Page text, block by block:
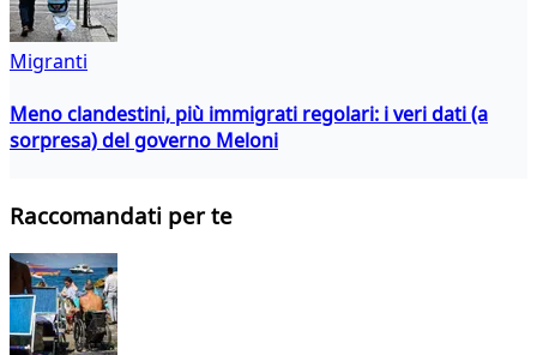
Migranti
Meno clandestini, più immigrati regolari: i veri dati (a
sorpresa) del governo Meloni
Raccomandati per te